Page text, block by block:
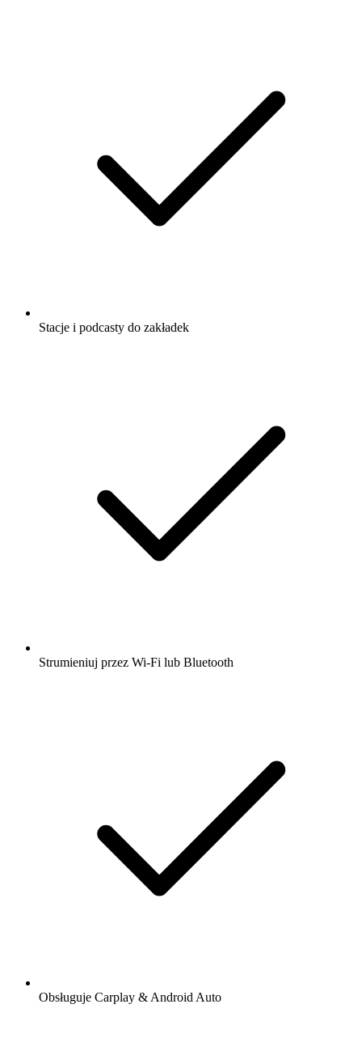
Stacje i podcasty do zakładek
Strumieniuj przez Wi-Fi lub Bluetooth
Obsługuje Carplay & Android Auto